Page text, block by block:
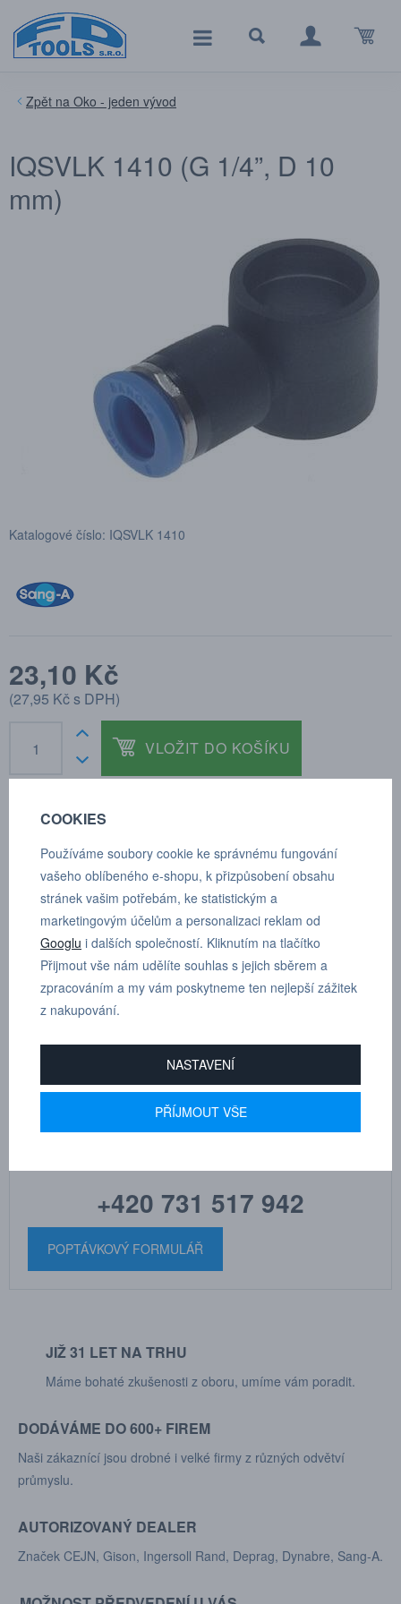
Oko - jeden vývod
IQSVLK 1410 (G 1/4”, D 10
mm)
Katalogové číslo: IQSVLK 1410
23,10 Kč
(27,95 Kčs DPH)
VLOŽIT DO KOŠÍKU
TECHNICKÉ ÚDAJE POPTÁVKA
Oko - jeden vývod pro montáž na duté šrouby IQSVVT G 1/4”, D 10
Dle tloušťky hadice 10
MARTIN
+420 731 517 942
POPTÁVKOVÝ FORMULÁŘ
JIŽ 31 LET NA TRHU
Máme bohaté zkušenosti z oboru, umíme vám poradit.
DODÁVÁME DO 600+ FIREM
Naši zákaznící jsou drobné i velké firmy z různých odvětví
průmyslu.
AUTORIZOVANÝ DEALER
Značek CEJN, Gison, Ingersoll Rand, Deprag, Dynabre, Sang-A.
COOKIES
Používáme soubory cookie ke správnému fungování
vašeho oblíbeného e-shopu, k přizpůsobení obsahu
stránek vašim potřebám, ke statistickým a
marketingovým účelům a personalizaci reklam od
Googlu i dalších společností. Kliknutím na tlačítko
Přijmout vše nám udělíte souhlas s jejich sběrem a
zpracováním a my vám poskytneme ten nejlepší zážitek
z nakupování.
NASTAVENÍ
PŘÍJMOUT VŠE